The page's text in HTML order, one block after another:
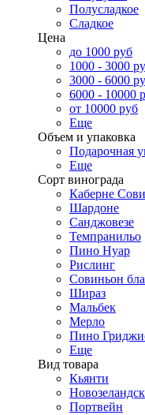
Полусладкое
Сладкое
Цена
до 1000 руб
1000 - 3000
3000 - 6000
6000 - 10000
от 10000 руб
Еще
Объем и упаковка
Подарочная
Еще
Сорт винограда
Каберне
Шардоне
Санджовезе
Темпранильо
Пино Нуар
Рислинг
Совиньон
Шираз
Мальбек
Мерло
Пино
Еще
Вид товара
Кьянти
Портвейн